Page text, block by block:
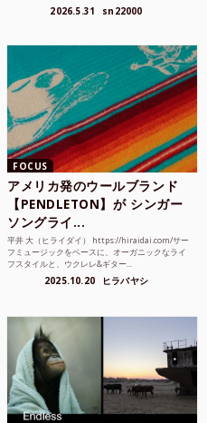
2026.5.31 sn22000
FOCUS
アメリカ発のウールブランド
【PENDLETON】が シンガー
ソングライ...
平井 大（ヒライダイ） https://hiraidai.com/サー
フミュージックをベースに、オーガニックなライ
フスタイルと、ウクレレ&ギター...
2025.10.20 ヒラバヤシ